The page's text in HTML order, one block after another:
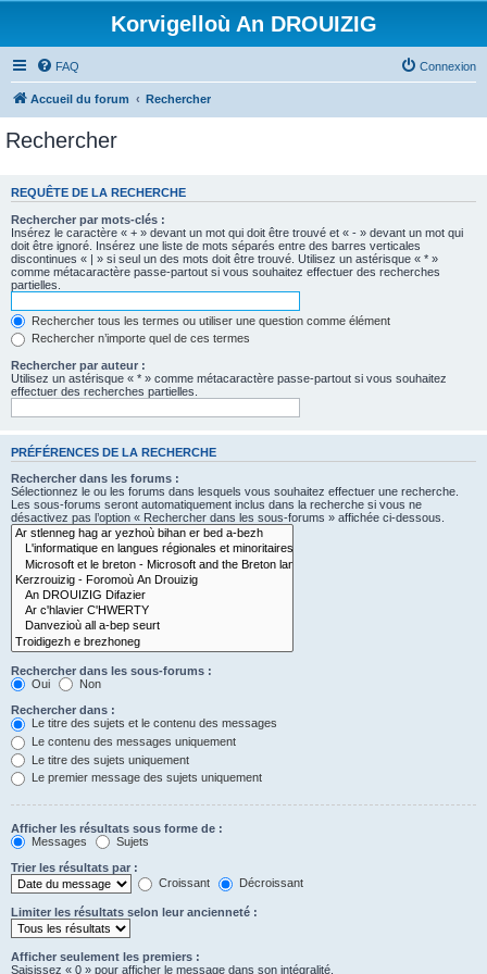
Korvigelloù An DROUIZIG
FAQ Connexion
Accueil du forum Rechercher
Rechercher
REQUÊTE DE LA RECHERCHE
Rechercher par mots-clés :
Insérez le caractère « + » devant un mot qui doit être trouvé et « - » devant un mot qui
doit être ignoré. Insérez une liste de mots séparés entre des barres verticales
discontinues « | » si seul un des mots doit être trouvé. Utilisez un astérisque « * »
comme métacaractère passe-partout si vous souhaitez effectuer des recherches
partielles.
Rechercher tous les termes ou utiliser une question comme élément
Rechercher n’importe quel de ces termes
Rechercher par auteur :
Utilisez un astérisque « * » comme métacaractère passe-partout si vous souhaitez
effectuer des recherches partielles.
PRÉFÉRENCES DE LA RECHERCHE
Rechercher dans les forums :
Sélectionnez le ou les forums dans lesquels vous souhaitez effectuer une recherche.
Les sous-forums seront automatiquement inclus dans la recherche si vous ne
désactivez pas l’option « Rechercher dans les sous-forums » affichée ci-dessous.
Rechercher dans les sous-forums :
Oui
Non
Rechercher dans :
Le titre des sujets et le contenu des messages
Le contenu des messages uniquement
Le titre des sujets uniquement
Le premier message des sujets uniquement
Afficher les résultats sous forme de :
Messages
Sujets
Trier les résultats par :
Croissant
Décroissant
Limiter les résultats selon leur ancienneté :
Afficher seulement les premiers :
Saisissez « 0 » pour afficher le message dans son intégralité.